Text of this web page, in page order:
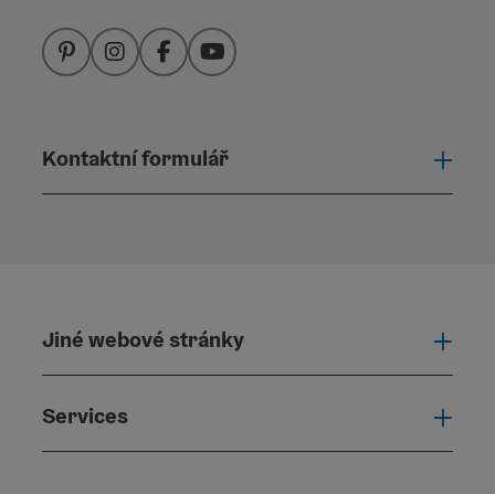
PinterestInstagramFacebookYouTube
Kontaktní formulář
Jiné webové stránky
Services